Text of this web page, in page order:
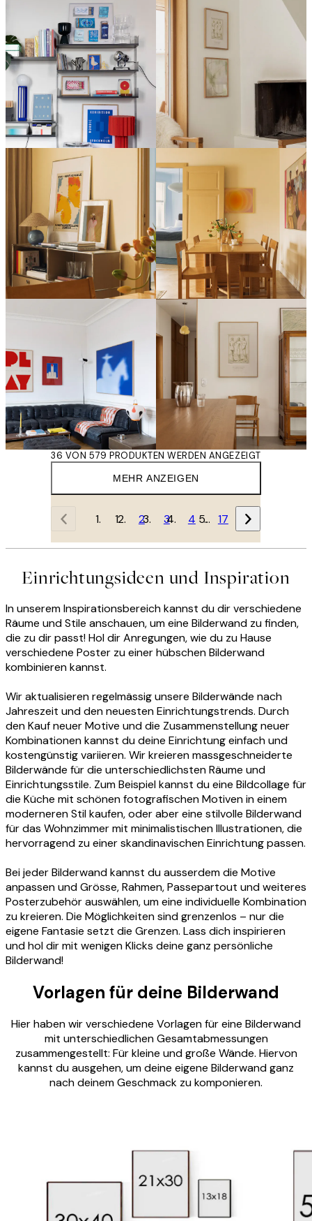
MEHR ANZEIGEN
36 VON 579 PRODUKTEN WERDEN ANGEZEIGT
1 2 3 4 … 17
Einrichtungsideen und Inspiration
In unserem Inspirationsbereich kannst du dir verschiedene
Räume und Stile anschauen, um eine Bilderwand zu finden,
die zu dir passt! Hol dir Anregungen, wie du zu Hause
verschiedene Poster zu einer hübschen Bilderwand
kombinieren kannst.
Wir aktualisieren regelmässig unsere Bilderwände nach
Jahreszeit und den neuesten Einrichtungstrends. Durch
den Kauf neuer Motive und die Zusammenstellung neuer
Kombinationen kannst du deine Einrichtung einfach und
kostengünstig variieren. Wir kreieren massgeschneiderte
Bilderwände für die unterschiedlichsten Räume und
Einrichtungsstile. Zum Beispiel kannst du eine Bildcollage für
die Küche mit schönen fotografischen Motiven in einem
moderneren Stil kaufen, oder aber eine stilvolle Bilderwand
für das Wohnzimmer mit minimalistischen Illustrationen, die
hervorragend zu einer skandinavischen Einrichtung passen.
Bei jeder Bilderwand kannst du ausserdem die Motive
anpassen und Grösse, Rahmen, Passepartout und weiteres
Posterzubehör auswählen, um eine individuelle Kombination
zu kreieren. Die Möglichkeiten sind grenzenlos – nur die
eigene Fantasie setzt die Grenzen. Lass dich inspirieren
und hol dir mit wenigen Klicks deine ganz persönliche
Bilderwand!
Vorlagen für deine Bilderwand
Hier haben wir verschiedene Vorlagen für eine Bilderwand
mit unterschiedlichen Gesamtabmessungen
zusammengestellt: Für kleine und große Wände. Hiervon
kannst du ausgehen, um deine eigene Bilderwand ganz
nach deinem Geschmack zu komponieren.